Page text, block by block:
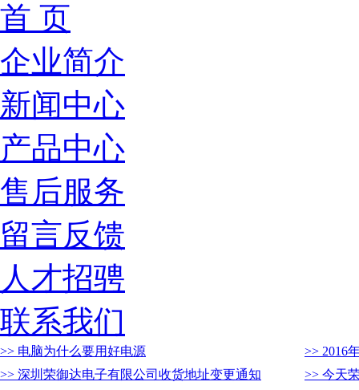
首 页
企业简介
新闻中心
产品中心
售后服务
留言反馈
人才招骋
联系我们
>> 电脑为什么要用好电源
>> 2016
>> 深圳荣御达电子有限公司收货地址变更通知
>> 今天